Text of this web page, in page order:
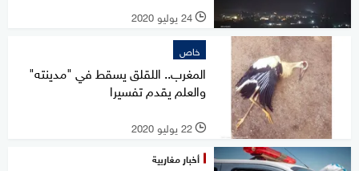
l 24 يوليو 2020
خاص
المغرب.. اللقلق يسقط في "مدينته"
والعلم يقدم تفسيرا
l 22 يوليو 2020
أخبار مغاربية